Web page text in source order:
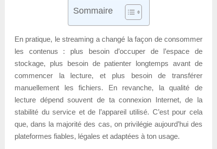
Sommaire
En pratique, le streaming a changé la façon de consommer
les contenus : plus besoin d’occuper de l’espace de
stockage, plus besoin de patienter longtemps avant de
commencer la lecture, et plus besoin de transférer
manuellement les fichiers. En revanche, la qualité de
lecture dépend souvent de ta connexion Internet, de la
stabilité du service et de l’appareil utilisé. C’est pour cela
que, dans la majorité des cas, on privilégie aujourd’hui des
plateformes fiables, légales et adaptées à ton usage.